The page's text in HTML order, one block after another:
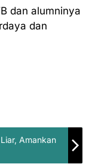
dan alumninya
dan
Amankan